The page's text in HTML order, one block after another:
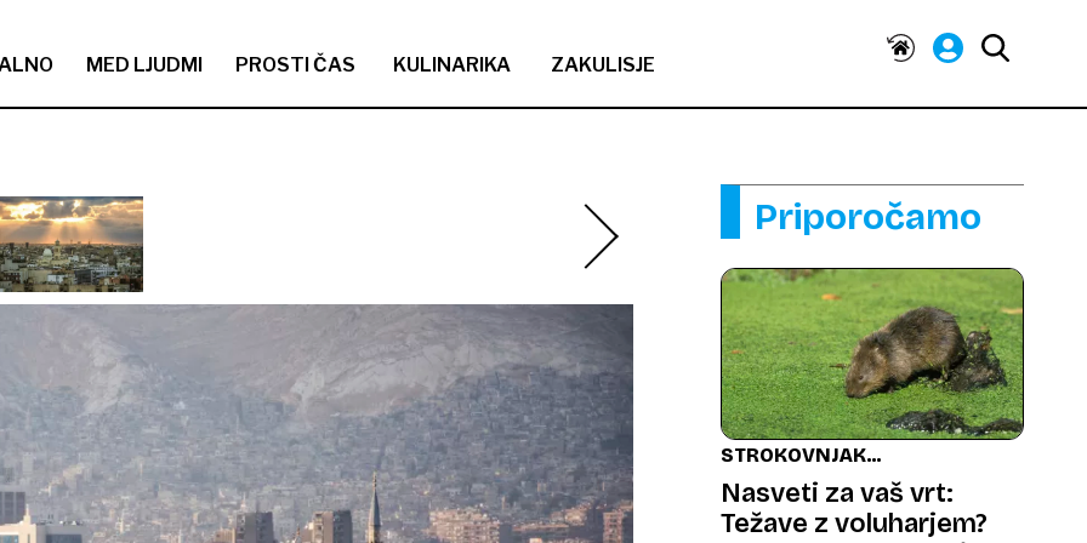
MED LJUDMI PROSTI ČAS KULINARIKA ZAKULISJE
Priporočamo
STROKOVNJAK
ODGOVARJA
Nasveti za vaš vrt:
Težave z voluharjem?